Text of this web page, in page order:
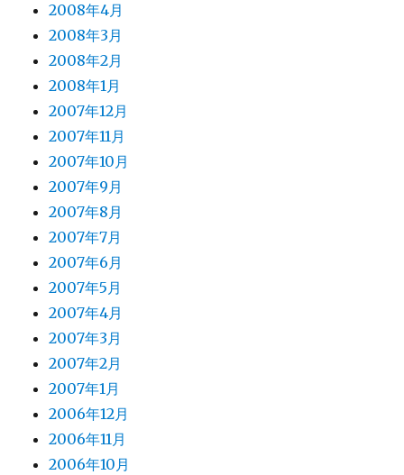
2008年4月
2008年3月
2008年2月
2008年1月
2007年12月
2007年11月
2007年10月
2007年9月
2007年8月
2007年7月
2007年6月
2007年5月
2007年4月
2007年3月
2007年2月
2007年1月
2006年12月
2006年11月
2006年10月